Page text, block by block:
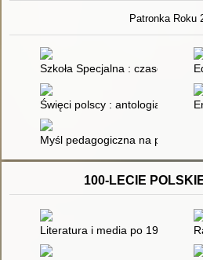
Patronka Roku
Szkoła Specjalna : czasopismo
Święci polscy : antologia
Myśl pedagogiczna na
100-LECIE
Literatura i media po 1989 roku